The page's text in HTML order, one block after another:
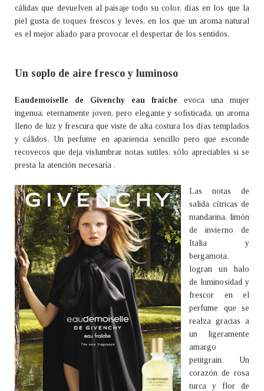
cálidas que devuelven al paisaje todo su color, días en los que la
piel gusta de toques frescos y leves, en los que un aroma natural
es el mejor aliado para provocar el despertar de los sentidos.
Un soplo de aire fresco y luminoso
Eaudemoiselle de Givenchy eau fraîche evoca una mujer
ingenua, eternamente joven, pero elegante y sofisticada, un aroma
lleno de luz y frescura que viste de alta costura los días templados
y cálidos. Un perfume en apariencia sencillo pero que esconde
recovecos que deja vislumbrar notas sutiles, sólo apreciables si se
presta la atención necesaria .
Las notas de
salida cítricas de
mandarina, limón
de invierno de
Italia y
bergamota,
logran un halo
de luminosidad y
frescor en el
perfume que se
realza gracias a
un ligeramente
amargo
petitgrain. Un
corazón de rosa
turca y flor de